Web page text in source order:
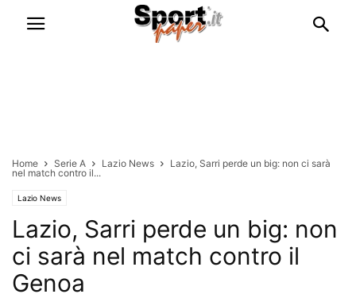
Home Serie A Lazio News
Lazio, Sarri perde un big: non ci sarà
nel match contro il...
Lazio News
Lazio, Sarri perde un big: non
ci sarà nel match contro il
Genoa